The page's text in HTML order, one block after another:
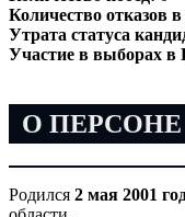
Количество отказов
Утрата статуса
Участие в выборах в
О ПЕРСОНЕ
Родился 2 мая 2001